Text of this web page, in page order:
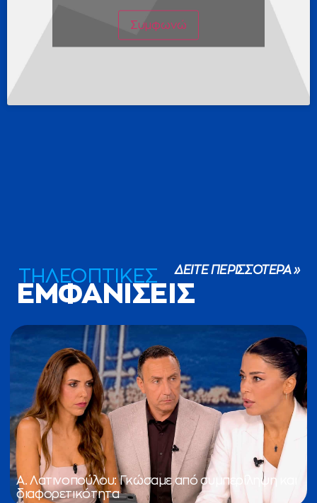
Συμφωνώ
ΤΗΛΕΟΠΤΙΚΕΣ
ΕΜΦΑΝΙΣΕΙΣ
ΔΕΙΤΕ ΠΕΡΙΣΣΟΤΕΡΑ »
Α. Λατινοπούλου: Γκώσαμε από συμπερίληψη και
διαφορετικότητα